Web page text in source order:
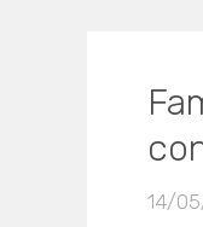
14/